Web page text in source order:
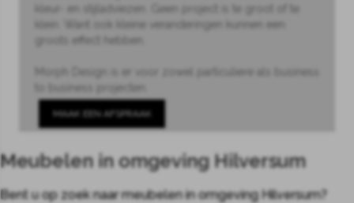
kleur- en stijladviezen. Geen project is te groot of te
klein. Want ook kleine veranderingen kunnen een
groots effect hebben.
Morph Design is er voor zowel particuliere als business
to business projecten.
MAAK EEN AFSPRAAK
Meubelen in omgeving Hilversum
Bent u op zoek naar meubelen in omgeving Hilversum?